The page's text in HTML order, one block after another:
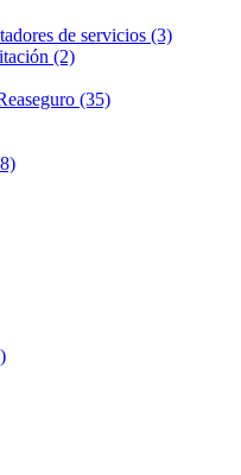
de servicios (3)
(2)
(35)